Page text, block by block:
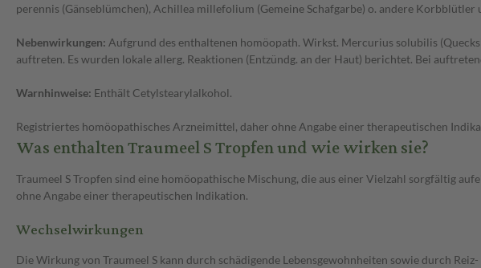
perennis (Gänseblümchen), Achillea millefolium (Gemeine Schafgarbe) o. andere
Nebenwirkungen: Aufgrund des enthaltenen homöopath. Wirkst. Mercurius solubilis
auftreten. Es wurden lokale allerg. Reaktionen (Entzündg. an der Haut) berichtet. Bei
Warnhinweise: Enthält Cetylstearylalkohol.
Registriertes homöopathisches Arzneimittel, daher ohne Angabe einer therapeutischen
Was enthalten Traumeel S Tropfen und wie wirken sie?
Traumeel S Tropfen sind eine homöopathische Mischung, die aus einer Vielzahl sorgfältig
ohne Angabe einer therapeutischen Indikation.
Wechselwirkungen
Die Wirkung von Traumeel S kann durch schädigende Lebensgewohnheiten sowie durch